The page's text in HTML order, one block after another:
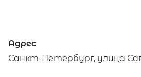
Адрес
Санкт-Петербург, улица